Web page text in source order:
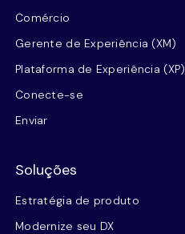
Comércio
Gerente de Experiência (XM)
Plataforma de Experiência (XP)
Conecte-se
Enviar
Soluções
Estratégia de produto
Modernize seu DX